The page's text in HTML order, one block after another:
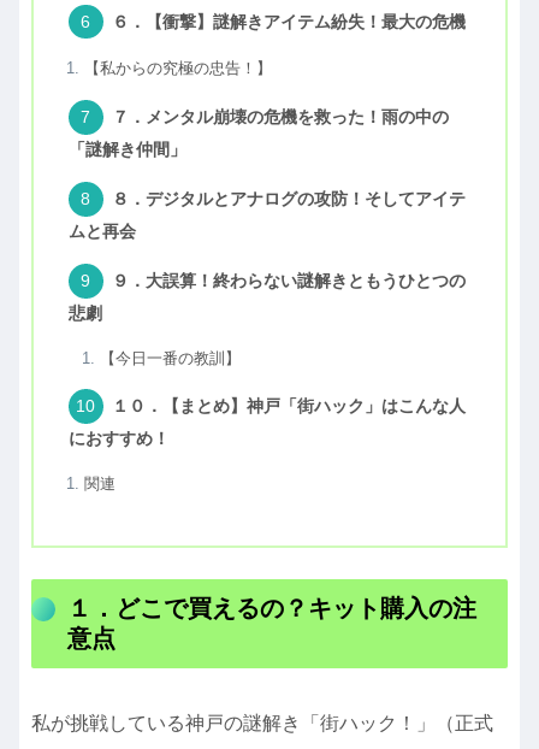
６．【衝撃】謎解きアイテム紛失！最大の危機
【私からの究極の忠告！】
７．メンタル崩壊の危機を救った！雨の中の
「謎解き仲間」
８．デジタルとアナログの攻防！そしてアイテ
ムと再会
９．大誤算！終わらない謎解きともうひとつの
悲劇
【今日一番の教訓】
１０．【まとめ】神戸「街ハック」はこんな人
におすすめ！
関連
１．どこで買えるの？キット購入の注
意点
私が挑戦している神戸の謎解き「街ハック！」（正式